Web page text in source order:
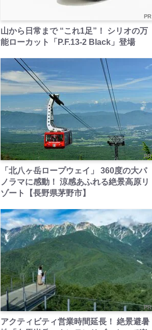
PR
山から日常まで “これ1足”！ シリオの万
能ローカット「P.F.13-2 Black」登場
PR
「北八ヶ岳ロープウェイ」 360度の大パ
ノラマに感動！ 涼感あふれる絶景高原リ
ゾート【長野県茅野市】
PR
アクティビティ営業時間延長！ 絶景避暑